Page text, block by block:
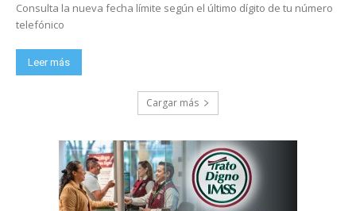
Consulta la nueva fecha límite según el último dígito de tu número
telefónico
Leer más
Cargar más